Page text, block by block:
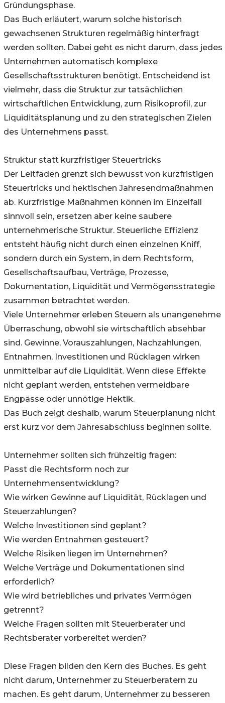
Gründungsphase.
Das Buch erläutert, warum solche historisch
gewachsenen Strukturen regelmäßig hinterfragt
werden sollten. Dabei geht es nicht darum, dass jedes
Unternehmen automatisch komplexe
Gesellschaftsstrukturen benötigt. Entscheidend ist
vielmehr, dass die Struktur zur tatsächlichen
wirtschaftlichen Entwicklung, zum Risikoprofil, zur
Liquiditätsplanung und zu den strategischen Zielen
des Unternehmens passt.
Struktur statt kurzfristiger Steuertricks
Der Leitfaden grenzt sich bewusst von kurzfristigen
Steuertricks und hektischen Jahresendmaßnahmen
ab. Kurzfristige Maßnahmen können im Einzelfall
sinnvoll sein, ersetzen aber keine saubere
unternehmerische Struktur. Steuerliche Effizienz
entsteht häufig nicht durch einen einzelnen Kniff,
sondern durch ein System, in dem Rechtsform,
Gesellschaftsaufbau, Verträge, Prozesse,
Dokumentation, Liquidität und Vermögensstrategie
zusammen betrachtet werden.
Viele Unternehmer erleben Steuern als unangenehme
Überraschung, obwohl sie wirtschaftlich absehbar
sind. Gewinne, Vorauszahlungen, Nachzahlungen,
Entnahmen, Investitionen und Rücklagen wirken
unmittelbar auf die Liquidität. Wenn diese Effekte
nicht geplant werden, entstehen vermeidbare
Engpässe oder unnötige Hektik.
Das Buch zeigt deshalb, warum Steuerplanung nicht
erst kurz vor dem Jahresabschluss beginnen sollte.
Unternehmer sollten sich frühzeitig fragen:
Passt die Rechtsform noch zur
Unternehmensentwicklung?
Wie wirken Gewinne auf Liquidität, Rücklagen und
Steuerzahlungen?
Welche Investitionen sind geplant?
Wie werden Entnahmen gesteuert?
Welche Risiken liegen im Unternehmen?
Welche Verträge und Dokumentationen sind
erforderlich?
Wie wird betriebliches und privates Vermögen
getrennt?
Welche Fragen sollten mit Steuerberater und
Rechtsberater vorbereitet werden?
Diese Fragen bilden den Kern des Buches. Es geht
nicht darum, Unternehmer zu Steuerberatern zu
machen. Es geht darum, Unternehmer zu besseren